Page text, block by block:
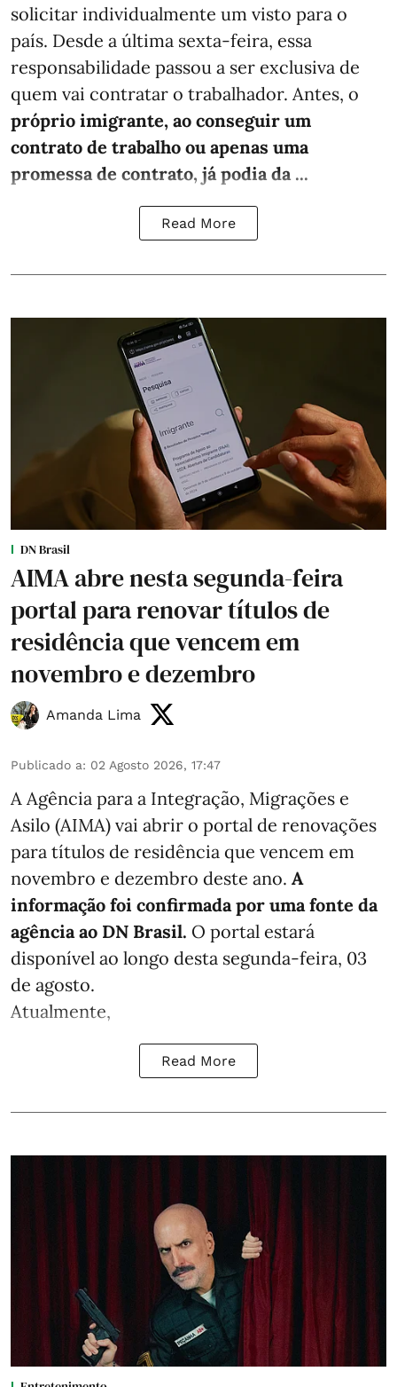
solicitar individualmente um visto para o
país. Desde a última sexta-feira, essa
responsabilidade passou a ser exclusiva de
quem vai contratar o trabalhador. Antes, o
próprio imigrante, ao conseguir um
contrato de trabalho ou apenas uma
promessa de contrato, já podia da ...
Read More
DN Brasil
AIMA abre nesta segunda-feira
portal para renovar títulos de
residência que vencem em
novembro e dezembro
Amanda Lima
Publicado a: 02 Agosto 2026, 17:47
A Agência para a Integração, Migrações e
Asilo (AIMA) vai abrir o portal de renovações
para títulos de residência que vencem em
novembro e dezembro deste ano. A
informação foi confirmada por uma fonte da
agência ao DN Brasil. O portal estará
disponível ao longo desta segunda-feira, 03
de agosto.
Atualmente,
Read More